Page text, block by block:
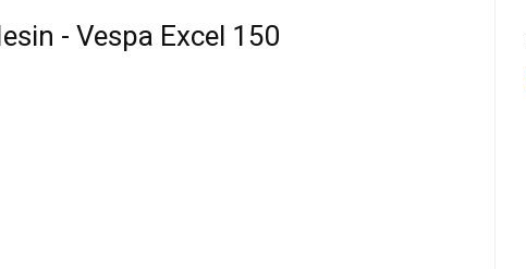
- Vespa Excel 150